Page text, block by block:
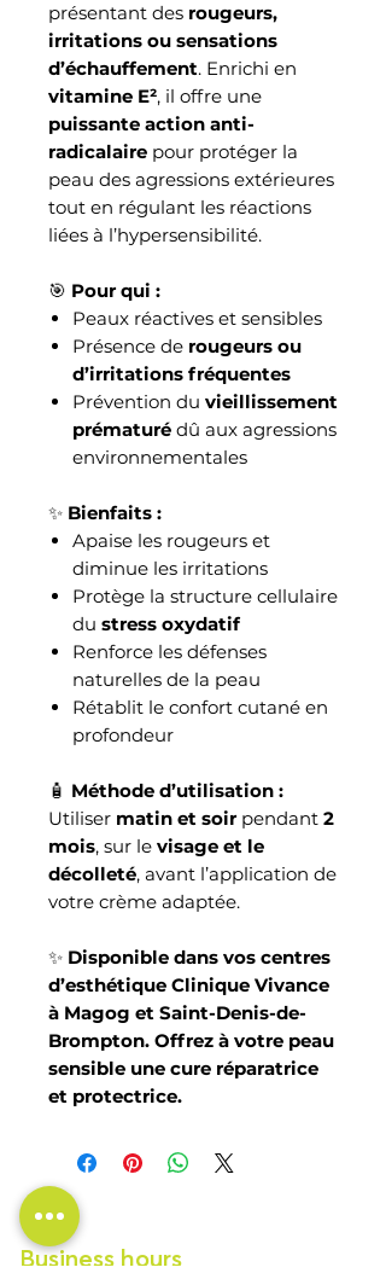
présentant des rougeurs,
irritations ou sensations
d’échauffement. Enrichi en
vitamine E², il offre une
puissante action anti-
radicalaire pour protéger la
peau des agressions extérieures
tout en régulant les réactions
liées à l’hypersensibilité.
🎯 Pour qui :
Peaux réactives et sensibles
Présence de rougeurs ou
d’irritations fréquentes
Prévention du vieillissement
prématuré dû aux agressions
environnementales
✨ Bienfaits :
Apaise les rougeurs et
diminue les irritations
Protège la structure cellulaire
du stress oxydatif
Renforce les défenses
naturelles de la peau
Rétablit le confort cutané en
profondeur
🧴 Méthode d’utilisation :
Utiliser matin et soirpendant 2
mois, sur le visage et le
décolleté, avant l’application de
votre crème adaptée.
✨ Disponible dans vos centres
d’esthétique Clinique Vivance
à Magog et Saint-Denis-de-
Brompton. Offrez à votre peau
sensible une cure réparatrice
et protectrice.
Business hours